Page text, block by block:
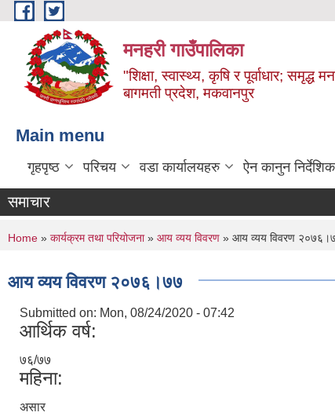
Skip to main content
मनहरी गाउँपालिका
"शिक्षा, स्वास्थ्य, कृषि र पूर्वाधार; समृद्ध
बागमती प्रदेश, मकवानपुर
Main menu
गृहपृष्ठ परिचय वडा कार्यालयहरु ऐन कानुन
समाचार
You are here
Home » कार्यक्रम तथा परियोजना» आय व्यय विवरण » आय व्यय विवरण
आय व्यय विवरण २०७६।७७
Submitted on: Mon, 08/24/2020 - 07:42
आर्थिक वर्ष:
७६/७७
महिना:
असार